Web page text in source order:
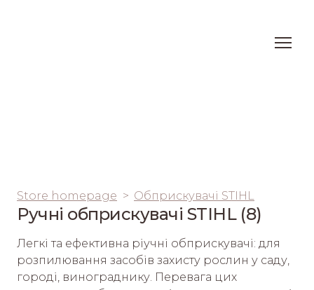
Store homepage Обприскувачі STIHL
Ручні обприскувачі STIHL (8)
Легкі та ефективна ріучні обприскувачі: для
розпилювання засобів захисту рослин у саду,
городі, винограднику. Перевага цих